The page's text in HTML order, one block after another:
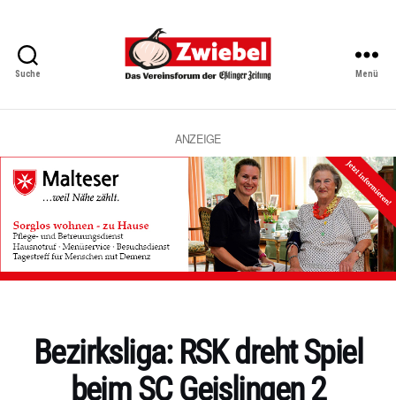
Suche
Vereinsforum
Eßlinger
Zeitung
Menü
ANZEIGE
Kategorien
Bezirksliga: RSK dreht Spiel
beim SC Geislingen 2